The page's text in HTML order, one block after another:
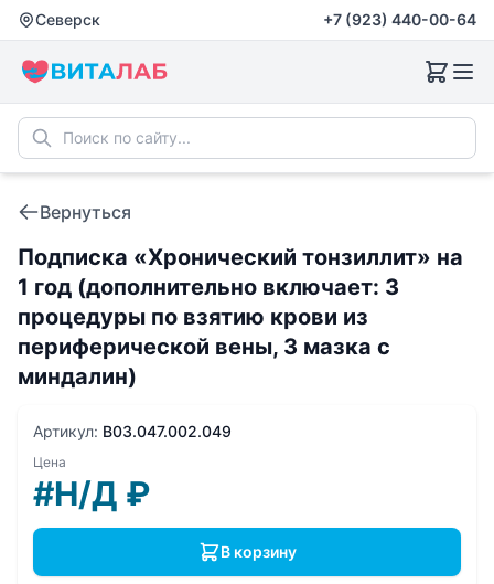
Северск +7 (923) 440-00-64
Вернуться
Подписка «Хронический тонзиллит» на
1 год (дополнительно включает: 3
процедуры по взятию крови из
периферической вены, 3 мазка с
миндалин)
Артикул: B03.047.002.049
Цена
#Н/Д ₽
В корзину